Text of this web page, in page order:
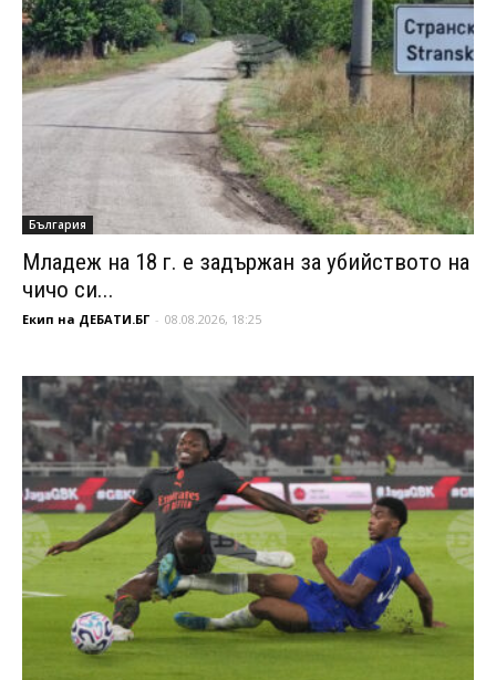
България
Младеж на 18 г. е задържан за убийството на
чичо си...
Екип на ДЕБАТИ.БГ - 08.08.2026, 18:25